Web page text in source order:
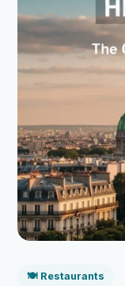
🍽️ Restaurants